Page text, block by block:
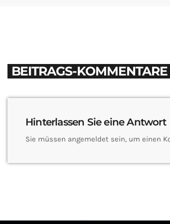
BEITRAGS-
Hinterlassen Sie eine Antwort
Sie müssen angemeldet sein, um einen